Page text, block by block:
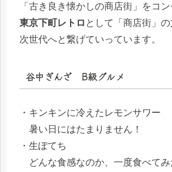
「古き良き懐かしの商店街」をコ
東京下町レトロ として「商店街」
次世代へと繋げていっています。
谷中ぎんざ B級グルメ
・キンキンに冷えたレモンサワー
暑い日にはたまりません！
・生ぽてち
どんな食感なのか、一度食べてみ